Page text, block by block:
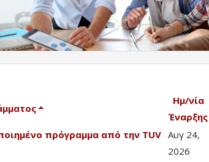
Ημ/νία
Έναρξης
πρόγραμμα από την TUV Αυγ 24,
2026